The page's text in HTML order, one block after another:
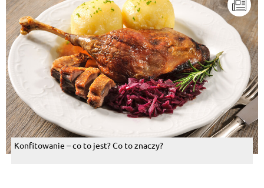
Konfitowanie – co to jest? Co to znaczy?